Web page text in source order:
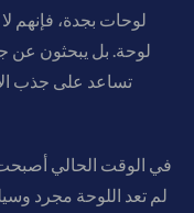
لوحات بجدة،
لوحة. بل يبحثون عن
تساعد على جذب
في الوقت الحالي
لم تعد اللوحة مجرد